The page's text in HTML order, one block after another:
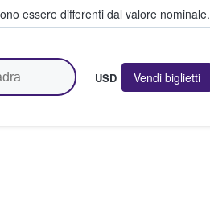
essere differenti dal valore nominale.
USD Vendi biglietti